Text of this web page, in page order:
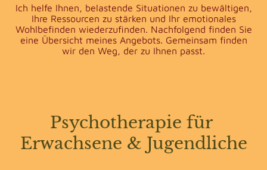
Ich helfe Ihnen, belastende Situationen zu bewältigen,
Ihre Ressourcen zu stärken und Ihr emotionales
Wohlbefinden wiederzufinden. Nachfolgend finden Sie
eine Übersicht meines Angebots. Gemeinsam finden
wir den Weg, der zu Ihnen passt.
Psychotherapie für
Erwachsene & Jugendliche